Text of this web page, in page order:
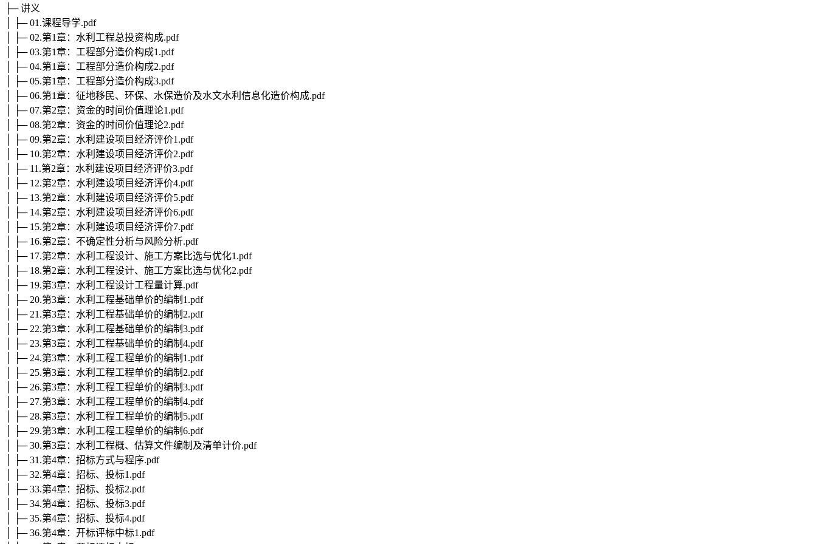
├─ 讲义
│ ├─ 01.课程导学.pdf
│ ├─ 02.第1章：水利工程总投资构成.pdf
│ ├─ 03.第1章：工程部分造价构成1.pdf
│ ├─ 04.第1章：工程部分造价构成2.pdf
│ ├─ 05.第1章：工程部分造价构成3.pdf
│ ├─ 06.第1章：征地移民、环保、水保造价及水文水利信息化造价构成.pdf
│ ├─ 07.第2章：资金的时间价值理论1.pdf
│ ├─ 08.第2章：资金的时间价值理论2.pdf
│ ├─ 09.第2章：水利建设项目经济评价1.pdf
│ ├─ 10.第2章：水利建设项目经济评价2.pdf
│ ├─ 11.第2章：水利建设项目经济评价3.pdf
│ ├─ 12.第2章：水利建设项目经济评价4.pdf
│ ├─ 13.第2章：水利建设项目经济评价5.pdf
│ ├─ 14.第2章：水利建设项目经济评价6.pdf
│ ├─ 15.第2章：水利建设项目经济评价7.pdf
│ ├─ 16.第2章：不确定性分析与风险分析.pdf
│ ├─ 17.第2章：水利工程设计、施工方案比选与优化1.pdf
│ ├─ 18.第2章：水利工程设计、施工方案比选与优化2.pdf
│ ├─ 19.第3章：水利工程设计工程量计算.pdf
│ ├─ 20.第3章：水利工程基础单价的编制1.pdf
│ ├─ 21.第3章：水利工程基础单价的编制2.pdf
│ ├─ 22.第3章：水利工程基础单价的编制3.pdf
│ ├─ 23.第3章：水利工程基础单价的编制4.pdf
│ ├─ 24.第3章：水利工程工程单价的编制1.pdf
│ ├─ 25.第3章：水利工程工程单价的编制2.pdf
│ ├─ 26.第3章：水利工程工程单价的编制3.pdf
│ ├─ 27.第3章：水利工程工程单价的编制4.pdf
│ ├─ 28.第3章：水利工程工程单价的编制5.pdf
│ ├─ 29.第3章：水利工程工程单价的编制6.pdf
│ ├─ 30.第3章：水利工程概、估算文件编制及清单计价.pdf
│ ├─ 31.第4章：招标方式与程序.pdf
│ ├─ 32.第4章：招标、投标1.pdf
│ ├─ 33.第4章：招标、投标2.pdf
│ ├─ 34.第4章：招标、投标3.pdf
│ ├─ 35.第4章：招标、投标4.pdf
│ ├─ 36.第4章：开标评标中标1.pdf